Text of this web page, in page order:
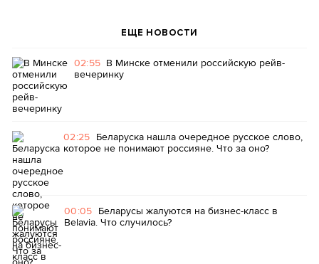
ЕЩЕ НОВОСТИ
02:55 В Минске отменили российскую рейв-
вечеринку
02:25 Беларуска нашла очередное русское слово,
которое не понимают россияне. Что за оно?
00:05 Беларусы жалуются на бизнес-класс в
Belavia. Что случилось?